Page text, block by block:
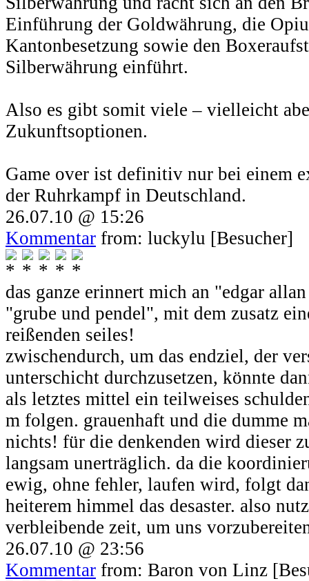
Einführung der Goldwährung, die
Kantonbesetzung sowie den
Silberwährung einführt.
Also es gibt somit viele – vielleicht
Zukunftsoptionen.
Game over ist definitiv nur bei einem
der Ruhrkampf in Deutschland.
26.07.10 @ 15:26
Kommentar from: luckylu [Besucher]
das ganze erinnert mich an "edgar allan
"grube und pendel", mit dem zusatz
reißenden seiles!
zwischendurch, um das endziel, der
unterschicht durchzusetzen, könnte
als letztes mittel ein teilweises
m folgen. grauenhaft und die dumme
nichts! für die denkenden wird dieser
langsam unerträglich. da die
ewig, ohne fehler, laufen wird, folgt
heiterem himmel das desaster. also
verbleibende zeit, um uns
26.07.10 @ 23:56
Kommentar from: Baron von Linz